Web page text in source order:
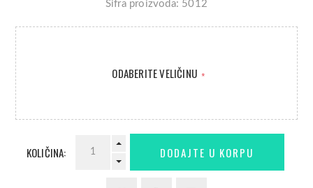
Šifra proizvoda: 5012
ODABERITE VELIČINU *
KOLIČINA: